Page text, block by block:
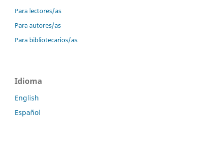
Para lectores/as
Para autores/as
Para bibliotecarios/as
Idioma
English
Español